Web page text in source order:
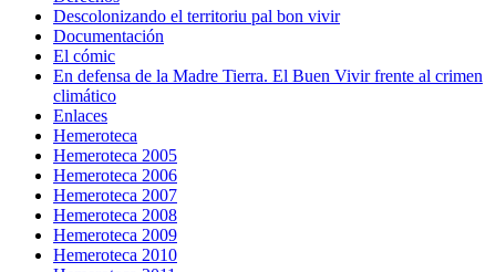
Descolonizando el territoriu pal bon vivir
Documentación
El cómic
En defensa de la Madre Tierra. El Buen Vivir frente al crimen
climático
Enlaces
Hemeroteca
Hemeroteca 2005
Hemeroteca 2006
Hemeroteca 2007
Hemeroteca 2008
Hemeroteca 2009
Hemeroteca 2010